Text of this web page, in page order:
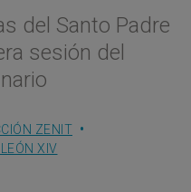
del Santo Padre
sesión del
ZENIT
XIV